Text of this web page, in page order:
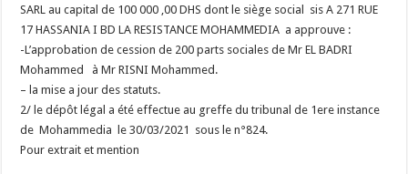
SARL au capital de 100 000 ,00 DHS dont le siège social sis A 271 RUE
17 HASSANIA I BD LA RESISTANCE MOHAMMEDIA a approuve :
-L’approbation de cession de 200 parts sociales de Mr EL BADRI
Mohammed à Mr RISNI Mohammed.
– la mise a jour des statuts.
2/ le dépôt légal a été effectue au greffe du tribunal de 1ere instance
de Mohammedia le 30/03/2021 sous le n°824.
Pour extrait et mention